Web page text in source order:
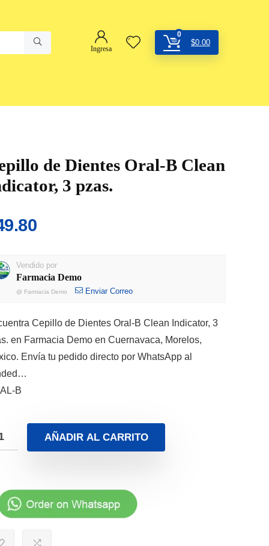
Ingresa
0
$0.00
de Dientes Oral-B Clean
3 pzas.
Vendido por
Farmacia Demo
@ Farmacia Demo Enviar Correo
Cepillo de Dientes Oral-B Clean Indicator, 3
en Farmacia Demo en Cuernavaca, Morelos,
Envía tu pedido directo por WhatsApp al
B
AÑADIR AL CARRITO